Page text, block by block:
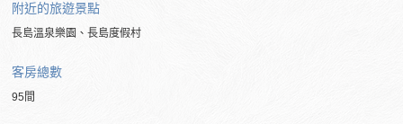
附近的旅遊景點
長島溫泉樂園、長島度假村
客房總數
95間